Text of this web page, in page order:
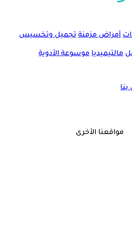
أمراض مزمنة تجميل وتخسيس
مالتيميديا موسوعة الأدوية
مواقعنا الأخرى